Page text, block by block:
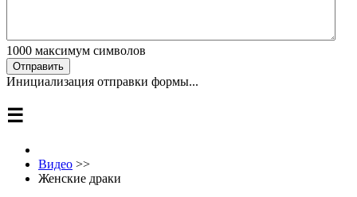
1000 максимум символов
Отправить
Инициализация отправки формы...
☰
Видео >>
Женские драки